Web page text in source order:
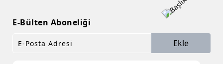
E-Bülten Aboneliği
Ekle